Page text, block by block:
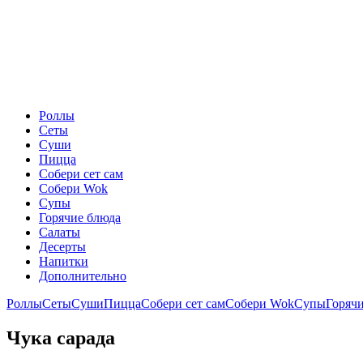
Роллы
Сеты
Суши
Пицца
Собери сет сам
Собери Wok
Супы
Горячие блюда
Салаты
Десерты
Напитки
Дополнительно
РоллыСетыСушиПиццаСобери сет самСобери WokСупы
Чука сарада